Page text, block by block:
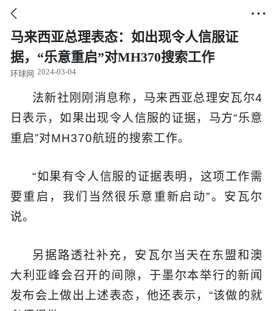
 
马来西亚总理表态：如出现令人信服证
据，“乐意重启”对MH370搜索工作
环球网 2024-03-04
法新社刚刚消息称，马来西亚总理安瓦尔4
日表示，如果出现令人信服的证据，马方“乐意
重启”对MH370航班的搜索工作。
“如果有令人信服的证据表明，这项工作需
要重启，我们当然很乐意重新启动”。安瓦尔
说。
另据路透社补充，安瓦尔当天在东盟和澳
大利亚峰会召开的间隙，于墨尔本举行的新闻
发布会上做出上述表态，他还表示，“该做的就